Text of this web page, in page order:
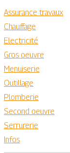
Assurance travaux
Chauffage
Electricité
Gros oeuvre
Menuiserie
Outillage
Plomberie
Second oeuvre
Serrurerie
Infos